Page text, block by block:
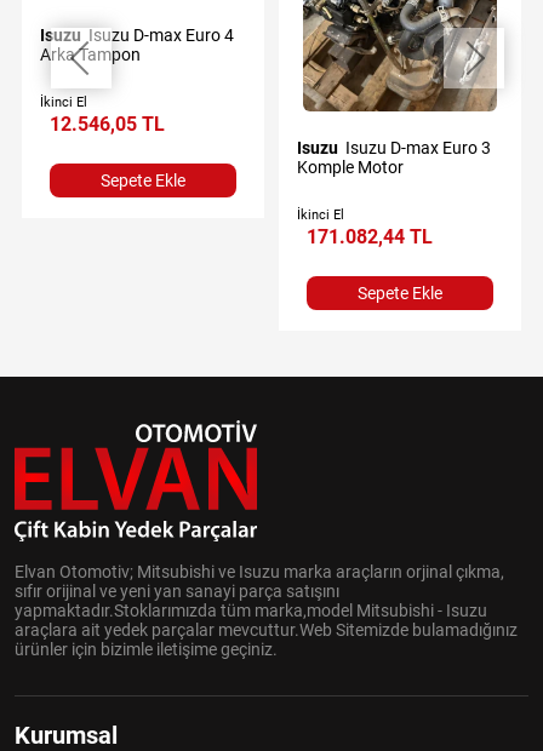
Isuzu
Arka Tampon
İkinci El
12.546,05 TL
Sepete Ekle
Isuzu
Komple Motor
İkinci El
171.082,44 TL
Sepete Ekle
Elvan Otomotiv; Mitsubishi ve Isuzu marka araçların orjinal çıkma,
sıfır orijinal ve yeni yan sanayi parça satışını
yapmaktadır.Stoklarımızda tüm marka,model Mitsubishi - Isuzu
araçlara ait yedek parçalar mevcuttur.Web Sitemizde bulamadığınız
ürünler için bizimle iletişime geçiniz.
Kurumsal